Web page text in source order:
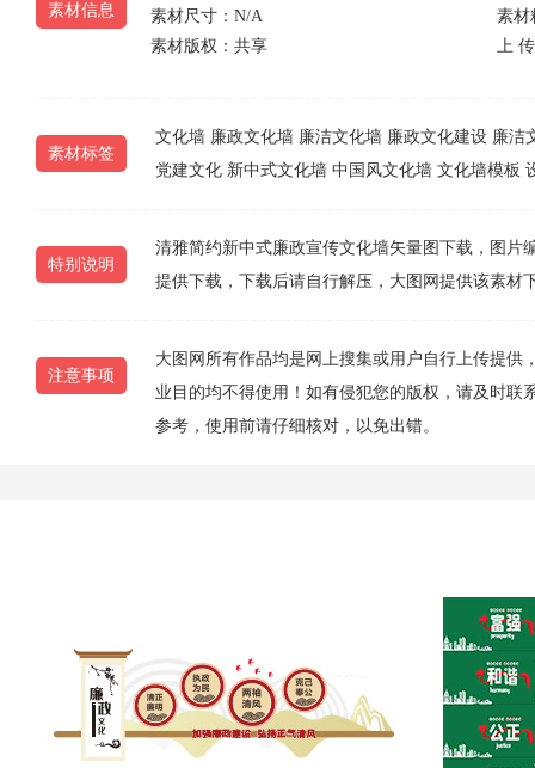
素材信息
素材尺寸：N/A
素材
素材版权：共享
上
素材标签
文化墙 廉政文化墙 廉洁文化墙 廉政文化建设 廉洁
党建文化 新中式文化墙 中国风文化墙 文化墙模板
特别说明
清雅简约新中式廉政宣传文化墙矢量图下载，图片
提供下载，下载后请自行解压，大图网提供该素材
注意事项
大图网所有作品均是网上搜集或用户自行上传提
业目的均不得使用！如有侵犯您的版权，请及时联
参考，使用前请仔细核对，以免出错。